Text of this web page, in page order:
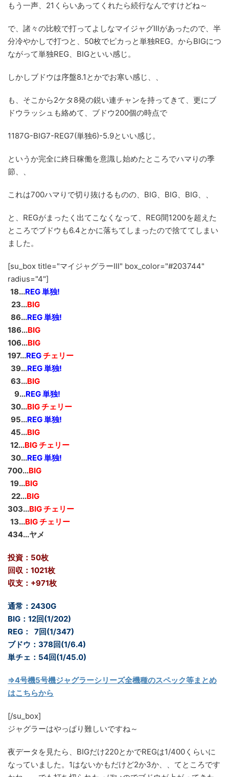
もう一声、21くらいあってくれたら続行なんですけどね～
で、諸々の比較で打ってよしなマイジャグⅢがあったので、半
分冷やかしで打つと、50枚でピカっと単独REG。からBIGにつ
ながって単独REG、BIGといい感じ。
しかしブドウは序盤8.1とかでお寒い感じ、、
も、そこから2ケタ8発の鋭い連チャンを持ってきて、更にブ
ドウラッシュも絡めて、ブドウ200個の時点で
1187G-BIG7-REG7(単独6)-5.9といい感じ。
というか完全に終日稼働を意識し始めたところでハマりの季
節、、
これは700ハマりで切り抜けるものの、BIG、BIG、BIG、、
と、REGがまったく出てこなくなって、REG間1200を超えた
ところでブドウも6.4とかに落ちてしまったので捨ててしまい
ました。
[su_box title="マイジャグラーⅢ" box_color="#203744"
radius="4"]
18...REG 単独!
23...BIG
86...REG 単独!
186...BIG
106...BIG
197...REGチェリー
39...REG 単独!
63...BIG
9...REG 単独!
30...BIG チェリー
95...REG 単独!
45...BIG
12...BIG チェリー
30...REG 単独!
700...BIG
19...BIG
22...BIG
303...BIG チェリー
13...BIG チェリー
434...ヤメ
投資：50枚
回収：1021枚
収支：+971枚
通常：2430G
BIG：12回(1/202)
REG：
7回(1/347)
ブドウ：378回(1/6.4)
単チェ：54回(1/45.0)
⇒4号機5号機ジャグラーシリーズ全機種のスペック等まとめ
はこちらから
[/su_box]
ジャグラーはやっぱり難しいですね～
夜データを見たら、BIGだけ220とかでREGは1/400くらいに
なっていました。1はないかもだけど2か3か、、てところです